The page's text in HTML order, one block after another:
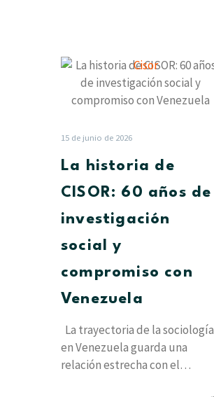
La
historia
de
de
investigación
y
Venezuela
15 de junio de 2026
La historia de
CISOR: 60 años de
investigación
social y
compromiso con
Venezuela
La trayectoria de la sociología
en Venezuela guarda una
relación estrecha con el